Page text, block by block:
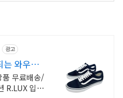
광고
는 와우회
품 무료배송/
R.LUX 입